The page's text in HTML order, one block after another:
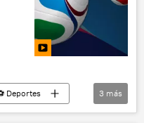
Deportes
3 más